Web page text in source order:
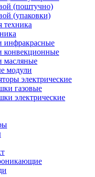
(поштучно)
(упаковки)
техника
инфракрасные
конвекционные
масляные
модули
электрические
газовые
электрические